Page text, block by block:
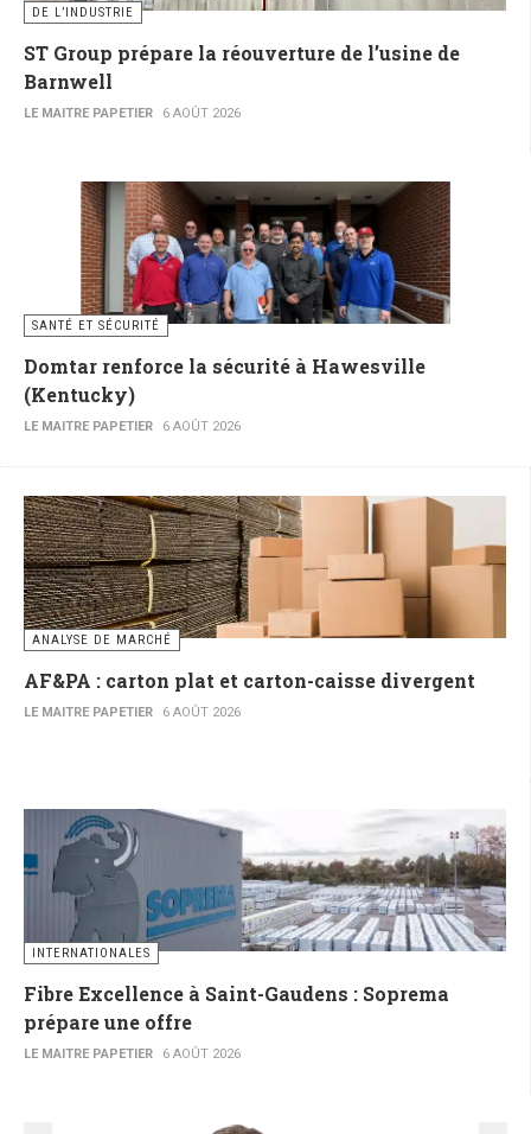
DE L’INDUSTRIE
ST Group prépare la réouverture de l’usine de
Barnwell
LE MAITRE PAPETIER 6 AOÛT 2026
SANTÉ ET SÉCURITÉ
Domtar renforce la sécurité à Hawesville
(Kentucky)
LE MAITRE PAPETIER 6 AOÛT 2026
ANALYSE DE MARCHÉ
AF&PA : carton plat et carton-caisse divergent
LE MAITRE PAPETIER 6 AOÛT 2026
INTERNATIONALES
Fibre Excellence à Saint-Gaudens : Soprema
prépare une offre
LE MAITRE PAPETIER 6 AOÛT 2026